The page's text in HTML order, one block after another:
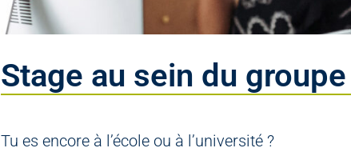
Stage au sein du
Tu es encore à l’école ou à l’université ?